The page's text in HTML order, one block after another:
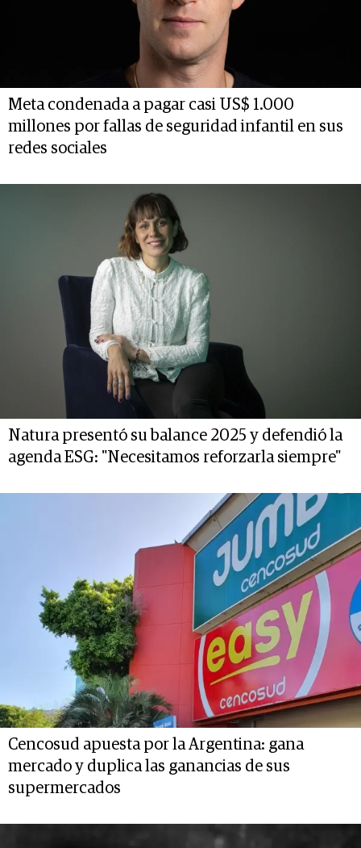
Meta condenada a pagar casi US$ 1.000
millones por fallas de seguridad infantil en sus
redes sociales
Natura presentó su balance 2025 y defendió la
agenda ESG: "Necesitamos reforzarla siempre"
Cencosud apuesta por la Argentina: gana
mercado y duplica las ganancias de sus
supermercados